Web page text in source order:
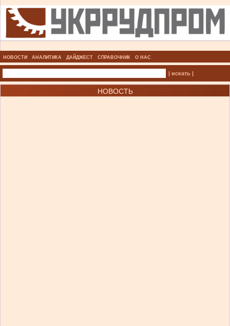
НОВОСТИ АНАЛИТИКА ДАЙДЖЕСТ СПРАВОЧНИК О НАС
| искать |
НОВОСТЬ